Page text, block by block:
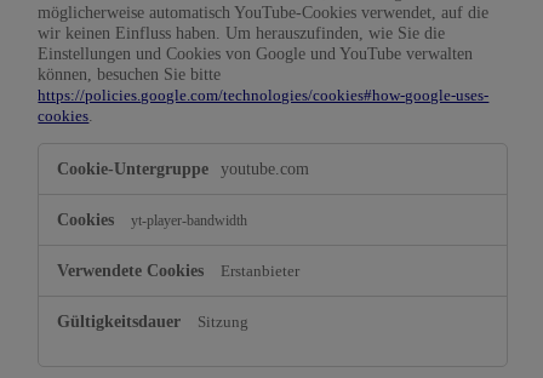
möglicherweise automatisch YouTube-Cookies verwendet, auf die
wir keinen Einfluss haben. Um herauszufinden, wie Sie die
Einstellungen und Cookies von Google und YouTube verwalten
können, besuchen Sie bitte
https://policies.google.com/technologies/cookies#how-google-uses-
cookies
Cookies
youtube.com
yt-player-bandwidth
Erstanbieter
Sitzung